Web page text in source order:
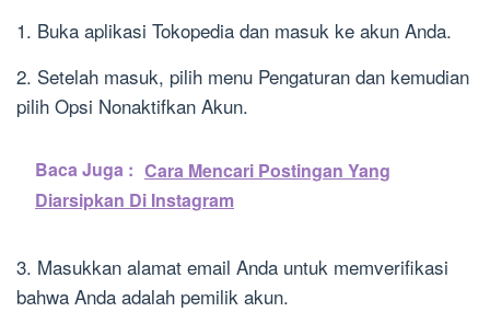
1. Buka aplikasi Tokopedia dan masuk ke akun Anda.
2. Setelah masuk, pilih menu Pengaturan dan kemudian
pilih Opsi Nonaktifkan Akun.
Baca Juga : Cara Mencari Postingan Yang
Diarsipkan Di Instagram
3. Masukkan alamat email Anda untuk memverifikasi
bahwa Anda adalah pemilik akun.